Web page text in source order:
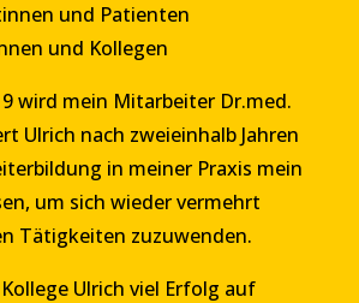
und Patienten
und Kollegen
wird mein Mitarbeiter Dr.med.
Ulrich nach zweieinhalb Jahren
in meiner Praxis mein
um sich wieder vermehrt
Tätigkeiten zuzuwenden.
Ulrich viel Erfolg auf